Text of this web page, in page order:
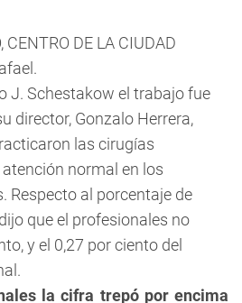
J. Schestakow el trabajo fue
director, Gonzalo Herrera,
las cirugías
normal en los
Respecto al porcentaje de
que el profesionales no
y el 0,27 por ciento del
la cifra trepó por encima